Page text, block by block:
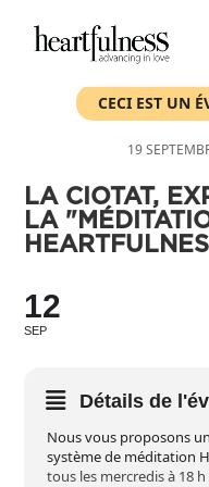
CECI EST UN
19
LA CIOTAT,
LA
12
SEP
Détails de
Nous vous proposons
système de méditation
tous les mercredis à 18 h